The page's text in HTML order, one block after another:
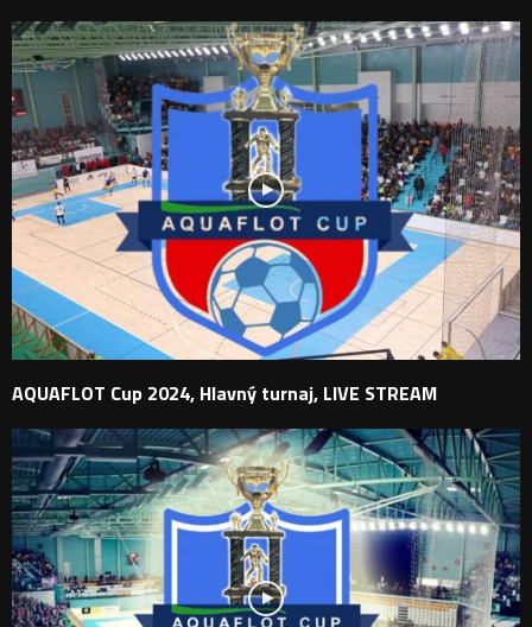
AQUAFLOT Cup 2024, Hlavný turnaj, LIVE STREAM